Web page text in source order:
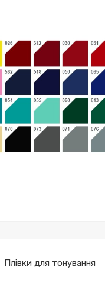
Плівки для тонування